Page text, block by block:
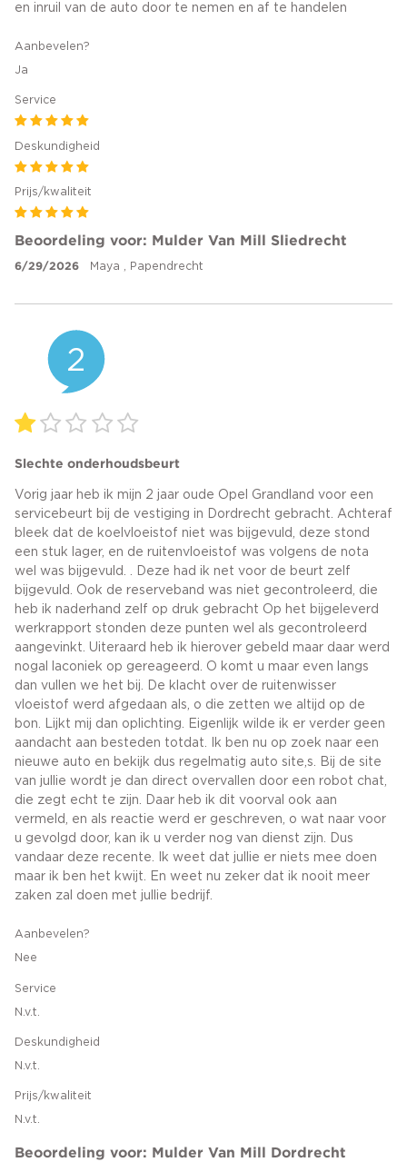
en inruil van de auto door te nemen en af te handelen
Aanbevelen?
Ja
Service
Deskundigheid
Prijs/kwaliteit
Beoordeling voor: Mulder Van Mill Sliedrecht
6/29/2026 Maya , Papendrecht
2
Slechte onderhoudsbeurt
Vorig jaar heb ik mijn 2 jaar oude Opel Grandland voor een
servicebeurt bij de vestiging in Dordrecht gebracht. Achteraf
bleek dat de koelvloeistof niet was bijgevuld, deze stond
een stuk lager, en de ruitenvloeistof was volgens de nota
wel was bijgevuld. . Deze had ik net voor de beurt zelf
bijgevuld. Ook de reserveband was niet gecontroleerd, die
heb ik naderhand zelf op druk gebracht Op het bijgeleverd
werkrapport stonden deze punten wel als gecontroleerd
aangevinkt. Uiteraard heb ik hierover gebeld maar daar werd
nogal laconiek op gereageerd. O komt u maar even langs
dan vullen we het bij. De klacht over de ruitenwisser
vloeistof werd afgedaan als, o die zetten we altijd op de
bon. Lijkt mij dan oplichting. Eigenlijk wilde ik er verder geen
aandacht aan besteden totdat. Ik ben nu op zoek naar een
nieuwe auto en bekijk dus regelmatig auto site,s. Bij de site
van jullie wordt je dan direct overvallen door een robot chat,
die zegt echt te zijn. Daar heb ik dit voorval ook aan
vermeld, en als reactie werd er geschreven, o wat naar voor
u gevolgd door, kan ik u verder nog van dienst zijn. Dus
vandaar deze recente. Ik weet dat jullie er niets mee doen
maar ik ben het kwijt. En weet nu zeker dat ik nooit meer
zaken zal doen met jullie bedrijf.
Aanbevelen?
Nee
Service
N.v.t.
Deskundigheid
N.v.t.
Prijs/kwaliteit
N.v.t.
Beoordeling voor: Mulder Van Mill Dordrecht